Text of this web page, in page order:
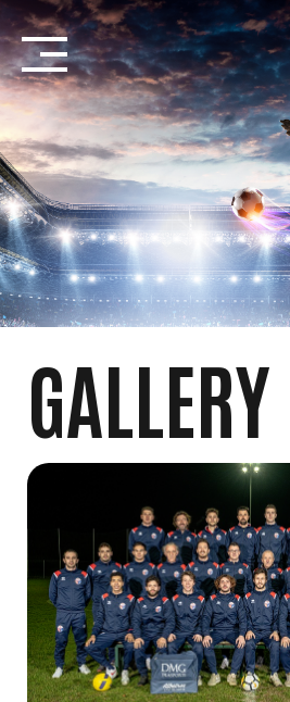
Salta
Introduzione...
GALLERY